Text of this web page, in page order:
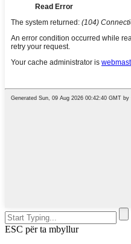
ESC për ta mbyllur